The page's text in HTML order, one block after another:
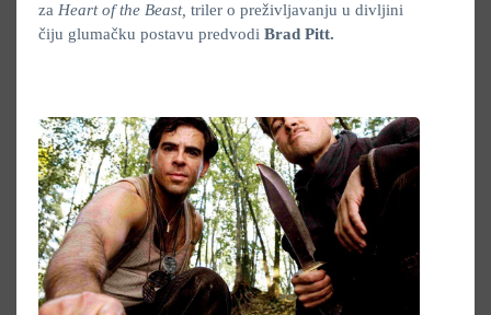
za Heart of the Beast, triler o preživljavanju u divljini
čiju glumačku postavu predvodi Brad Pitt.